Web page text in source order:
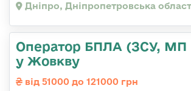
Дніпро, Дніпропетровська
Оператор БПЛА (ЗСУ,
у Жовкву
від 51000 до 121000 грн